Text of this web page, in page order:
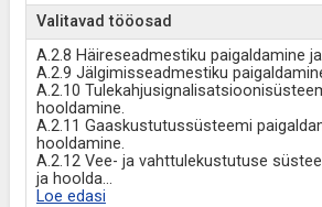
Valitavad tööosad
A.2.8 Häireseadmestiku paigaldamine
A.2.9 Jälgimisseadmestiku
A.2.10
hooldamine.
A.2.11 Gaaskustutussüsteemi
hooldamine.
A.2.12 Vee- ja vahttulekustutuse
ja hoolda...
Loe edasi